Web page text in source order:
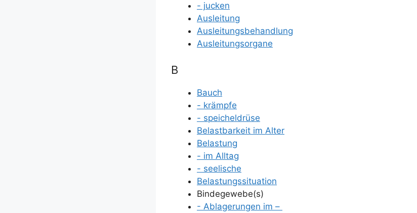
- jucken
Aus­lei­tung
Aus­lei­tungs­be­hand­lung
Aus­lei­tungs­or­ga­ne
B
Bauch
- krämp­fe
- spei­chel­drü­se
Belast­bar­keit im Alter
Belas­tung
- im Alltag
- see­li­sche
Belas­tungs­si­tua­ti­on
Bindegewebe(s)
- Abla­ge­run­gen im –